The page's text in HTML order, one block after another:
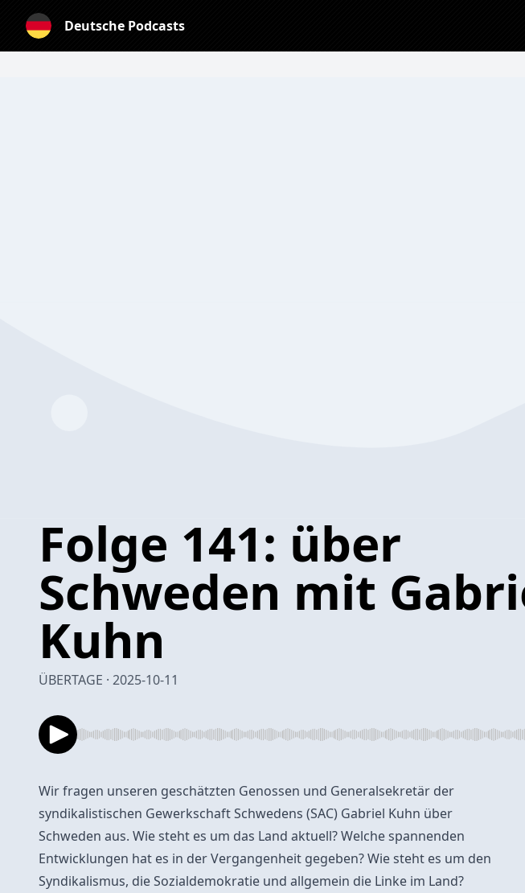
Deutsche Podcasts
Folge 141: über
Schweden mit
Kuhn
ÜBERTAGE · 2025-10-11
Wir fragen unseren geschätzten Genossen und Generalsekretär der
syndikalistischen Gewerkschaft Schwedens (SAC) Gabriel Kuhn über
Schweden aus. Wie steht es um das Land aktuell? Welche spannenden
Entwicklungen hat es in der Vergangenheit gegeben? Wie steht es um den
Syndikalismus, die Sozialdemokratie und allgemein die Linke im Land?